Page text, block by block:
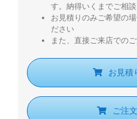
す。納得いくまでご相
お見積りのみご希望の
ださい
また、直接ご来店での
お見積
ご注